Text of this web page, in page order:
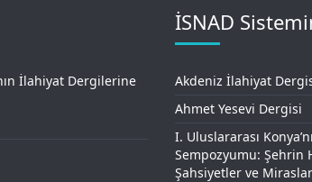
İlahiyat Dergilerine
İSNAD
Akdeniz İlahiyat
Ahmet Yesevi Dergisi
I. Uluslararası
Sempozyumu: Şehrin
Şahsiyetler ve